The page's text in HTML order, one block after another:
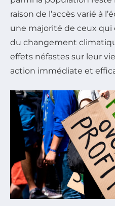
raison de l’accès varié à
une majorité de ceux
du changement
effets néfastes sur leur
action immédiate et